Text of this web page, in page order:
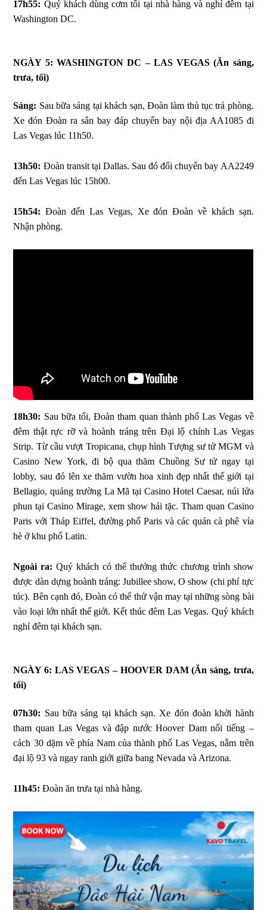
17h55: Quý khách dùng cơm tối tại nhà hàng và nghỉ đêm tại
Washington DC.
NGÀY 5: WASHINGTON DC – LAS VEGAS(Ăn sáng,
trưa, tối)
Sáng: Sau bữa sáng tại khách sạn, Đoàn làm thủ tục trả phòng.
Xe đón Đoàn ra sân bay đáp chuyến bay nội địa AA1085 đi
Las Vegas lúc 11h50.
13h50: Đoàn transit tại Dallas. Sau đó đổi chuyến bay AA2249
đến Las Vegas lúc 15h00.
15h54: Đoàn đến Las Vegas, Xe đón Đoàn về khách sạn.
Nhận phòng.
18h30: Sau bữa tối, Đoàn tham quan thành phố Las Vegas về
đêm thật rực rỡ và hoành tráng trên Đại lộ chính Las Vegas
Strip. Từ cầu vượt Tropicana, chụp hình Tượng sư tử MGM và
Casino New York, đi bộ qua thăm Chuồng Sư tử ngay tại
lobby, sau đó lên xe thăm vườn hoa xinh đẹp nhất thế giới tại
Bellagio, quảng trường La Mã tại Casino Hotel Caesar, núi lửa
phun tại Casino Mirage, xem show hải tặc. Tham quan Casino
Paris với Tháp Eiffel, đường phố Paris và các quán cà phê vỉa
hè ở khu phố Latin.
Ngoài ra:Quý khách có thể thưởng thức chương trình show
được dàn dựng hoành tráng: Jubillee show, O show (chi phí tực
túc). Bên cạnh đó, Đoàn có thể thử vận may tại những sòng bài
vào loại lớn nhất thế giới. Kết thúc đêm Las Vegas. Quý khách
nghỉ đêm tại khách sạn.
NGÀY 6: LAS VEGAS – HOOVER DAM(Ăn sáng, trưa,
tối)
07h30: Sau bữa sáng tại khách sạn. Xe đón đoàn khởi hành
tham quan Las Vegas và đập nước Hoover Dam nổi tiếng –
cách 30 dặm về phía Nam của thành phố Las Vegas, nằm trên
đại lộ 93 và ngay ranh giới giữa bang Nevada và Arizona.
11h45:Đoàn ăn trưa tại nhà hàng.